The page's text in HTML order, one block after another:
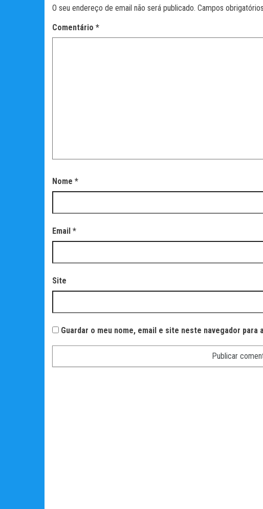
O seu endereço de email não será publicado. Campos
Comentário *
Nome *
Email *
Site
Guardar o meu nome, email e site neste navegador para